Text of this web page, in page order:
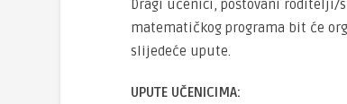
Dragi učenici, poštovani roditelji/
matematičkog programa bit će
slijedeće upute.
UPUTE UČENICIMA: